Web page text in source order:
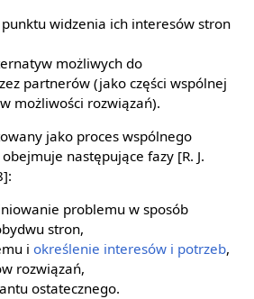
widzenia ich interesów stron
możliwych do
partnerów (jako części wspólnej
możliwości rozwiązań).
jako proces wspólnego
następujące fazy [R. J.
problemu w sposób
stron,
iokreślenie interesów i potrzeb,
rozwiązań,
ostatecznego.